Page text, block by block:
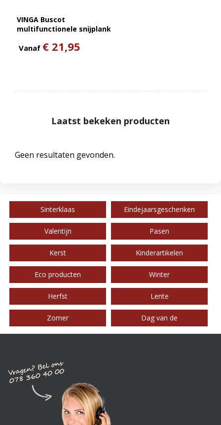
VINGA Buscot
multifunctionele snijplank
Vanaf € 21,95
Laatst bekeken producten
Geen resultaten gevonden.
Sinterklaas Eindejaarsgeschenken
Valentijn Pasen
Kerst Kinderartikelen
Eco producten Winter
Herfst Lente
Zomer Dag van de